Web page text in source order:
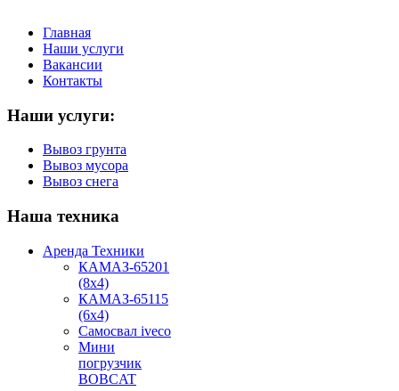
Главная
Наши услуги
Вакансии
Контакты
Наши услуги:
Вывоз грунта
Вывоз мусора
Вывоз снега
Наша техника
Аренда Техники
КАМАЗ-65201
(8х4)
КАМАЗ-65115
(6х4)
Самосвал iveco
Мини
погрузчик
BOBCAT